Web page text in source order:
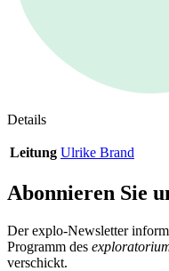
Details
Leitung Ulrike Brand
Abonnieren Sie
Der explo-Newsletter
Programm des
verschickt.